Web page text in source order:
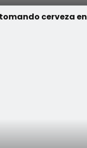
cerveza en